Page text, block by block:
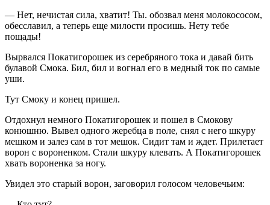
— Нет, нечистая сила, хватит! Ты. обозвал меня молокососом,
обесславил, а теперь еще милости просишь. Нету тебе
пощады!
Вырвался Покатигорошек из серебряного тока и давай бить
булавой Смока. Бил, бил и вогнал его в медный ток по самые
уши.
Тут Смоку и конец пришел.
Отдохнул немного Покатигорошек и пошел в Смокову
конюшню. Вывел одного жеребца в поле, снял с него шкуру
мешком и залез сам в тот мешок. Сидит там и ждет. Прилетает
ворон с вороненком. Стали шкуру клевать. А Покатигорошек
хвать вороненка за ногу.
Увидел это старый ворон, заговорил голосом человечьим: